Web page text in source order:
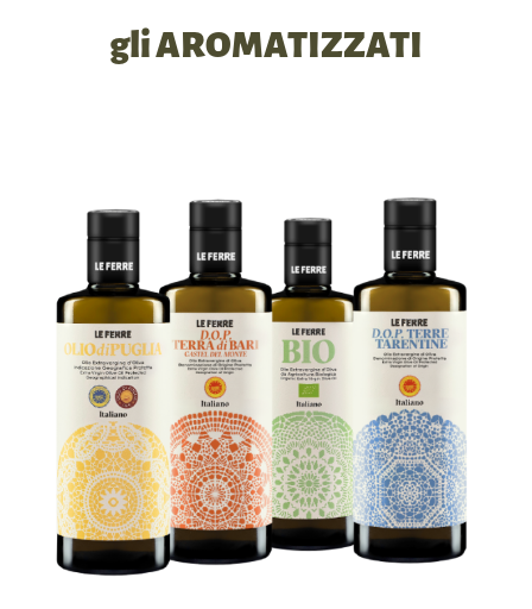
gli AROMATIZZATI